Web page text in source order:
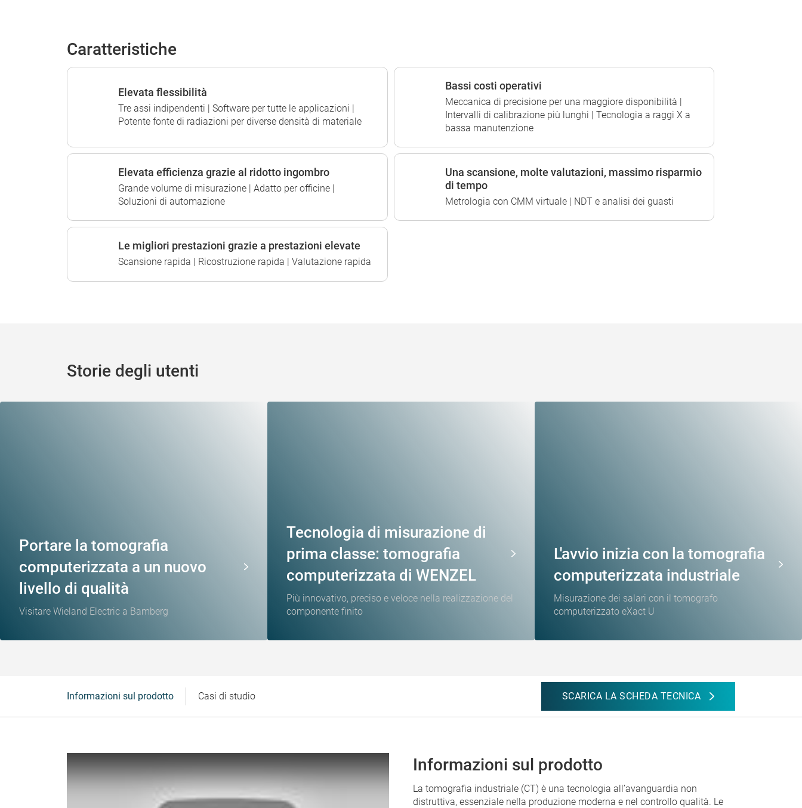
Caratteristiche
Elevata flessibilità
Tre assi indipendenti | Software per tutte le applicazioni |
Potente fonte di radiazioni per diverse densità di materiale
Bassi costi operativi
Meccanica di precisione per una maggiore disponibilità |
Intervalli di calibrazione più lunghi | Tecnologia a raggi X a
bassa manutenzione
Elevata efficienza grazie al ridotto ingombro
Grande volume di misurazione | Adatto per officine |
Soluzioni di automazione
Una scansione, molte valutazioni, massimo risparmio
di tempo
Metrologia con CMM virtuale | NDT e analisi dei guasti
Le migliori prestazioni grazie a prestazioni elevate
Scansione rapida | Ricostruzione rapida | Valutazione rapida
Storie degli utenti
Portare la tomografia
computerizzata a un nuovo
livello di qualità
Visitare Wieland Electric a Bamberg
Tecnologia di misurazione di
prima classe: tomografia
computerizzata di WENZEL
Più innovativo, preciso e veloce nella realizzazione del
componente finito
L'avvio inizia con la tomografia
computerizzata industriale
Misurazione dei salari con il tomografo
computerizzato eXact U
Informazioni sul prodotto Casi di studio SCARICA LA SCHEDA TECNICA
Informazioni sul prodotto
La tomografia industriale (CT) è una tecnologia all’avanguardia non
distruttiva, essenziale nella produzione moderna e nel controllo qualità. Le